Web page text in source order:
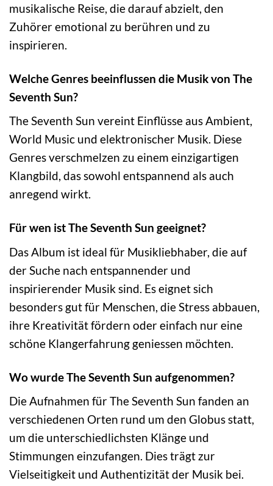
musikalische Reise, die darauf abzielt, den
Zuhörer emotional zu berühren und zu
inspirieren.
Welche Genres beeinflussen die Musik von The
Seventh Sun?
The Seventh Sun vereint Einflüsse aus Ambient,
World Music und elektronischer Musik. Diese
Genres verschmelzen zu einem einzigartigen
Klangbild, das sowohl entspannend als auch
anregend wirkt.
Für wen ist The Seventh Sun geeignet?
Das Album ist ideal für Musikliebhaber, die auf
der Suche nach entspannender und
inspirierender Musik sind. Es eignet sich
besonders gut für Menschen, die Stress abbauen,
ihre Kreativität fördern oder einfach nur eine
schöne Klangerfahrung geniessen möchten.
Wo wurde The Seventh Sun aufgenommen?
Die Aufnahmen für The Seventh Sun fanden an
verschiedenen Orten rund um den Globus statt,
um die unterschiedlichsten Klänge und
Stimmungen einzufangen. Dies trägt zur
Vielseitigkeit und Authentizität der Musik bei.